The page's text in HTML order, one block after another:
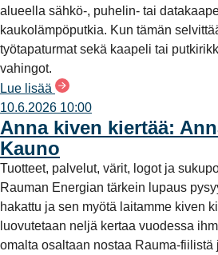
alueella sähkö-, puhelin- tai
kaukolämpöputkia. Kun tämän
työtapaturmat sekä kaapeli tai
vahingot.
Lue lisää
10.6.2026 10:00
Anna kiven kiertää:
Kauno
Tuotteet, palvelut, värit, logot ja
Rauman Energian tärkein lupaus
hakattu ja sen myötä laitamme kiven
luovutetaan neljä kertaa vuodessa
omalta osaltaan nostaa Rauma-fiilistä